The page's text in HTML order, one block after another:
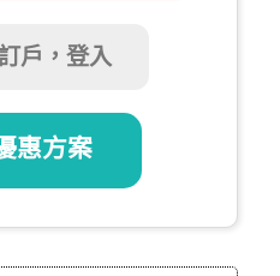
戶，登入
惠方案